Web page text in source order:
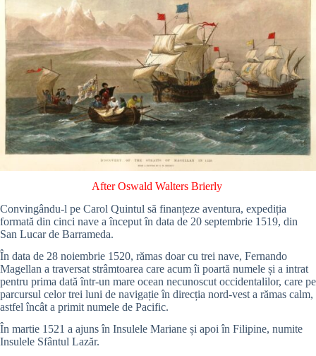
After Oswald Walters Brierly
Convingându-l pe Carol Quintul să finanțeze aventura, expediția
formată din cinci nave a început în data de 20 septembrie 1519, din
San Lucar de Barrameda.
În data de 28 noiembrie 1520, rămas doar cu trei nave, Fernando
Magellan a traversat strâmtoarea care acum îi poartă numele și a intrat
pentru prima dată într-un mare ocean necunoscut occidentalilor, care pe
parcursul celor trei luni de navigație în direcția nord-vest a rămas calm,
astfel încât a primit numele de Pacific.
În martie 1521 a ajuns în Insulele Mariane și apoi în Filipine, numite
Insulele Sfântul Lazăr.